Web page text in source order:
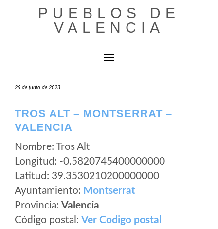
PUEBLOS DE
VALENCIA
Cambiar modo de navegación
26 de junio de 2023
TROS ALT – MONTSERRAT –
VALENCIA
Nombre: Tros Alt
Longitud: -0.5820745400000000
Latitud: 39.3530210200000000
Ayuntamiento: Montserrat
Provincia: Valencia
Código postal: Ver Codigo postal